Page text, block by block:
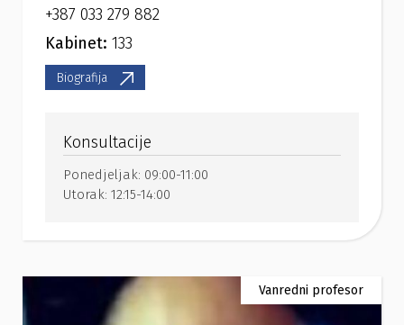
+387 033 279 882
Kabinet: 133
Biografija
Konsultacije
Ponedjeljak: 09:00-11:00
Utorak: 12:15-14:00
Vanredni profesor